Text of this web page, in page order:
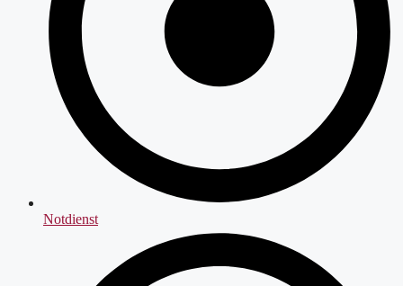
Notdienst